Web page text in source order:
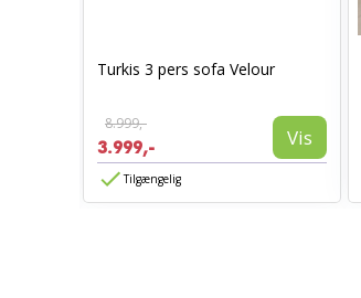
Turkis 3 pers sofa Velour
8.999,-
3.999,- Vis
Tilgængelig